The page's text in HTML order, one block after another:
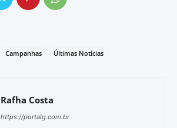
Campanhas Últimas Notícias
Rafha Costa
https://portalg.com.br